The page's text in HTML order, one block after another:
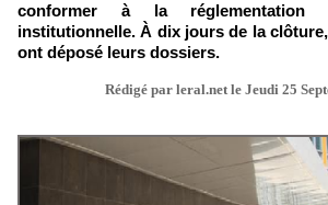
conformer à la réglementation
institutionnelle. À dix jours de la
ont déposé leurs dossiers.
Rédigé par leral.net le Jeudi 25